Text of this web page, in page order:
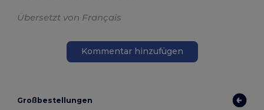
Übersetzt von Français
Kommentar hinzufügen
Großbestellungen